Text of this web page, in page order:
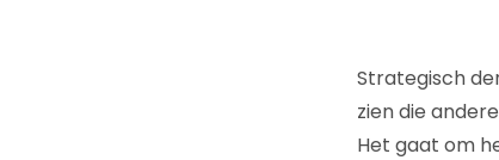
Strategisch
zien die
Het gaat om